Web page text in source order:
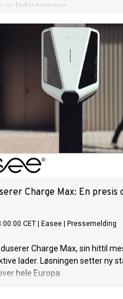
av ladestasjoner.
Charge Max: En
CET Easee Pressemelding
Charge Max, sin hittil
lader. Løsningen setter ny
hele Europa.